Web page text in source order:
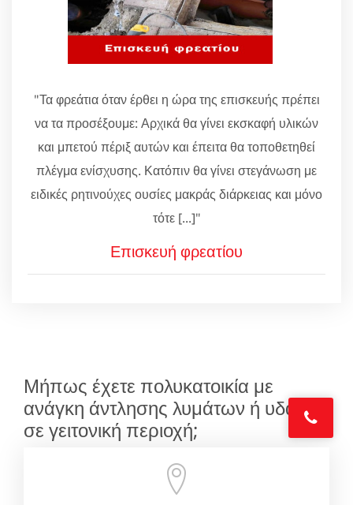
"Τα φρεάτια όταν έρθει η ώρα της επισκευής πρέπει
να τα προσέξουμε: Αρχικά θα γίνει εκσκαφή υλικών
και μπετού πέριξ αυτών και έπειτα θα τοποθετηθεί
πλέγμα ενίσχυσης. Κατόπιν θα γίνει στεγάνωση με
ειδικές ρητινούχες ουσίες μακράς διάρκειας και μόνο
τότε [...]"
Επισκευή φρεατίου
Μήπως έχετε πολυκατοικία με
ανάγκη άντλησης λυμάτων ή υδάτων
σε γειτονική περιοχή;